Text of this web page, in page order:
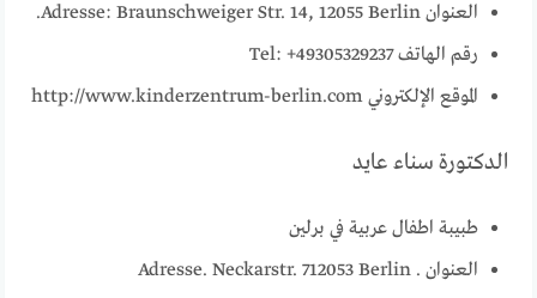
العنوان Adresse: Braunschweiger Str. 14, 12055 Berlin.
رقم الهاتف Tel: +49305329237
الموقع الإلكتروني http://www.kinderzentrum-berlin.com
الدكتورة سناء عايد
طبيبة اطفال عربية في برلين
العنوان . Adresse. Neckarstr. 712053 Berlin